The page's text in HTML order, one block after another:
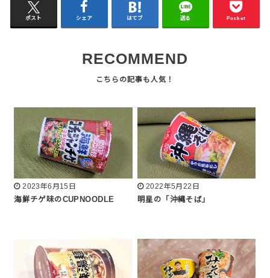
ポスト シェア はてブ 送る Pocket
RECOMMEND
2023年6月15日
海鮮チゲ味のCUPNOODLE
2022年5月22日
明星の「沖縄そば」